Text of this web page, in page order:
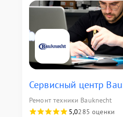
Сервисный центр
Ремонт техники Bauknecht
5,0285 оценки